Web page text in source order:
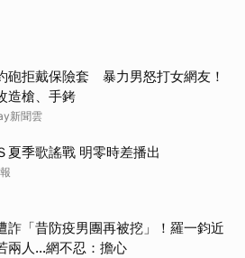
砲拒戴保險套 暴力男怒打女網友！
造槍、手銬
新聞雲
夏季歌謠戰 明零時差播出
詐「昔防疫男團再被挖」！羅一鈞近
兩人…網不忍：擔心